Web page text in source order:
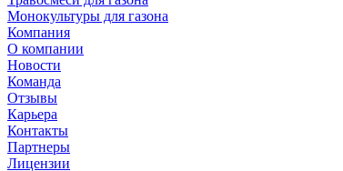
Монокультуры для газона
Компания
О компании
Новости
Команда
Отзывы
Карьера
Контакты
Партнеры
Лицензии